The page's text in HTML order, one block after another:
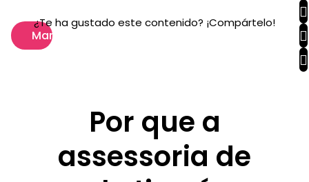
Marketing
¿Te ha gustado este contenido? ¡Compártelo!
Por que a
assessoria de